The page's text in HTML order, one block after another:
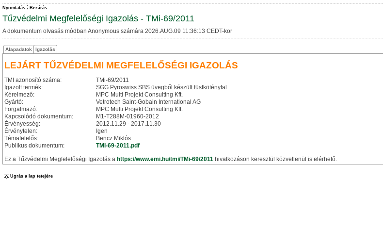
Nyomtatás Bezárás
Tűzvédelmi Megfelelőségi Igazolás - TMi-69/2011
A dokumentum olvasás módban Anonymous számára 2026.AUG.09 11:36:13 CEDT-kor
Alapadatok Igazolás
LEJÁRT TŰZVÉDELMI MEGFELELŐSÉGI IGAZOLÁS
TMI azonosító száma:
TMi-69/2011
Igazolt termék:
SGG Pyroswiss SBS üvegből készült füstkötényfal
Kérelmező:
MPC Multi Projekt Consulting Kft.
Gyártó:
Vetrotech Saint-Gobain International AG
Forgalmazó:
MPC Multi Projekt Consulting Kft.
Kapcsolódó dokumentum:
M1-T288M-01960-2012
Érvényesség:
2012.11.29 - 2017.11.30
Érvénytelen:
Igen
Témafelelős:
Bencz Miklós
Publikus dokumentum:
TMI-69-2011.pdf
Ez a Tűzvédelmi Megfelelőségi Igazolás a https://www.emi.hu/tmi/TMi-69/2011 hivatkozáson keresztül közvetlenül is elérhető.
Ugrás a lap tetejére